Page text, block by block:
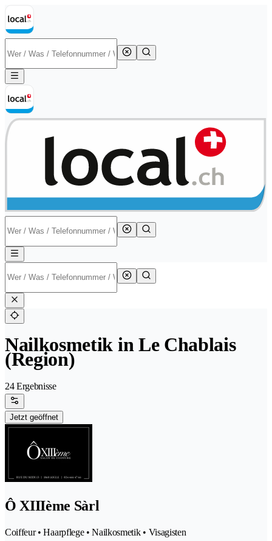
Nailkosmetik in Le Chablais
(Region)
24 Ergebnisse
Jetzt geöffnet
Ô XIIIème Sàrl
Coiffeur • Haarpflege • Nailkosmetik • Visagisten